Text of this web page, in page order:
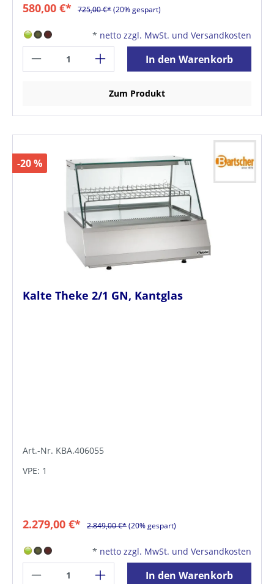
580,00 €* 725,00 €*(20% gespart)
* netto zzgl. MwSt. und Versandkosten
In den Warenkorb
Zum Produkt
-20 %
Kalte Theke 2/1 GN, Kantglas
Art.-Nr. KBA.406055
VPE: 1
2.279,00 €* 2.849,00 €*(20% gespart)
* netto zzgl. MwSt. und Versandkosten
In den Warenkorb